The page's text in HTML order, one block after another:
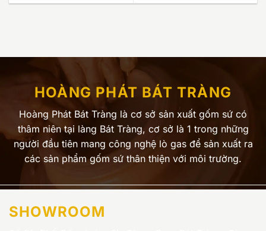
HOÀNG PHÁT BÁT TRÀNG
Hoàng Phát Bát Tràng là cơ sở sản xuất gốm sứ có
thâm niên tại làng Bát Tràng, cơ sở là 1 trong những
người đầu tiên mang công nghệ lò gas để sản xuất ra
các sản phẩm gốm sứ thân thiện với môi trường.
SHOWROOM